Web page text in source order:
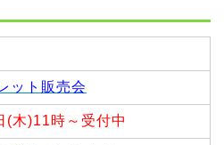
ット販売会
(木)11時～受付中